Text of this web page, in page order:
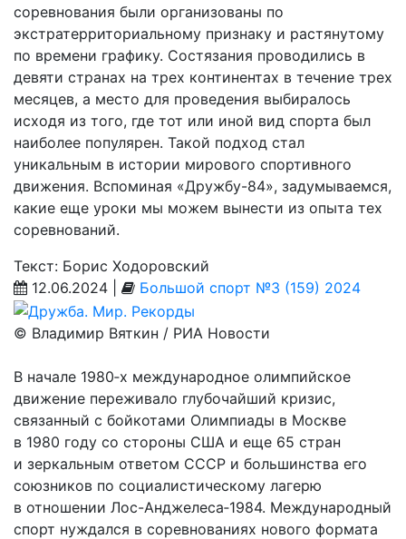
соревнования были организованы по
экстратерриториальному признаку и растянутому
по времени графику. Состязания проводились в
девяти странах на трех континентах в течение трех
месяцев, а место для проведения выбиралось
исходя из того, где тот или иной вид спорта был
наиболее популярен. Такой подход стал
уникальным в истории мирового спортивного
движения. Вспоминая «Дружбу-84», задумываемся,
какие еще уроки мы можем вынести из опыта тех
соревнований.
Текст: Борис Ходоровский
12.06.2024 |
Большой спорт №3 (159) 2024
© Владимир Вяткин / РИА Новости
В начале 1980‑х международное олимпийское
движение переживало глубочайший кризис,
связанный с бойкотами Олимпиады в Москве
в 1980 году со стороны США и еще 65 стран
и зеркальным ответом СССР и большинства его
союзников по социалистическому лагерю
в отношении Лос-Анджелеса‑1984. Международный
спорт нуждался в соревнованиях нового формата